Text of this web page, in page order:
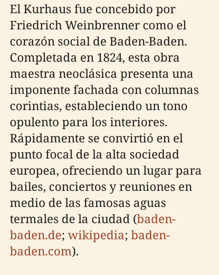
El Kurhaus fue concebido por
Friedrich Weinbrenner como el
corazón social de Baden-Baden.
Completada en 1824, esta obra
maestra neoclásica presenta una
imponente fachada con columnas
corintias, estableciendo un tono
opulento para los interiores.
Rápidamente se convirtió en el
punto focal de la alta sociedad
europea, ofreciendo un lugar para
bailes, conciertos y reuniones en
medio de las famosas aguas
termales de la ciudad (baden-
baden.de; wikipedia; baden-
baden.com).